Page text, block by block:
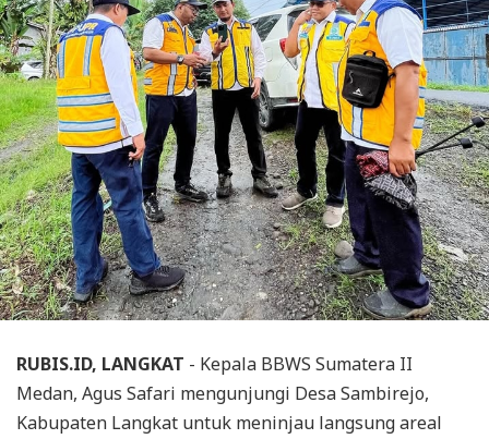
RUBIS.ID, LANGKAT - Kepala BBWS Sumatera II
Medan, Agus Safari mengunjungi Desa Sambirejo,
Kabupaten Langkat untuk meninjau langsung areal